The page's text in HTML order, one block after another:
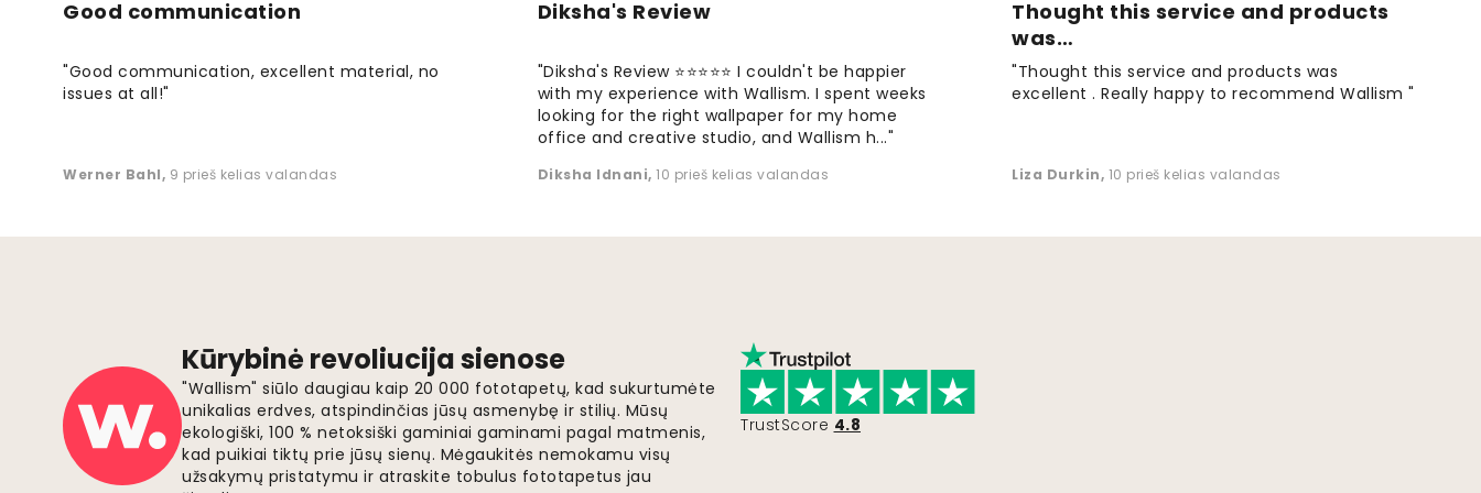
Good communication
"Good communication, excellent material, no
issues at all!"
Werner Bahl, 9 prieš kelias valandas
Diksha's Review
"Diksha's Review ⭐⭐⭐⭐⭐ I couldn't be happier
with my experience with Wallism. I spent weeks
looking for the right wallpaper for my home
office and creative studio, and Wallism h..."
Diksha Idnani, 10 prieš kelias valandas
Thought this service and products
was…
"Thought this service and products was
excellent . Really happy to recommend Wallism "
Liza Durkin, 10 prieš kelias valandas
Kūrybinė revoliucija sienose
"Wallism" siūlo daugiau kaip 20 000 fototapetų, kad sukurtumėte
unikalias erdves, atspindinčias jūsų asmenybę ir stilių. Mūsų
ekologiški, 100 % netoksiški gaminiai gaminami pagal matmenis,
kad puikiai tiktų prie jūsų sienų. Mėgaukitės nemokamu visų
užsakymų pristatymu ir atraskite tobulus fototapetus jau
TrustScore 4.8